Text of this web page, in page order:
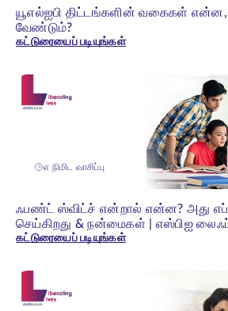
யூஎல்ஐபி திட்டங்களின் வகைகள்
வேண்டும்?
கட்டுரையைப் படியுங்கள்
௭ நிமிட வாசிப்பு
ஃபண்ட் ஸ்விட்ச் என்றால் என்ன? அது
செய்கிறது & நன்மைகள் | எஸ்பிஐ
கட்டுரையைப் படியுங்கள்